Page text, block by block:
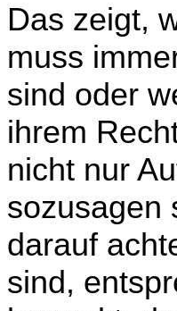
Das zeigt,
muss
sind oder
ihrem
nicht nur
sozusagen
darauf
sind,